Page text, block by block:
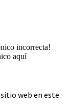
incorrecta!
aquí
web en este